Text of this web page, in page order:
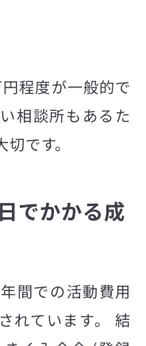
程度が一般的で
相談所もあるた
です。
でかかる成
間での活動費用
れています。 結